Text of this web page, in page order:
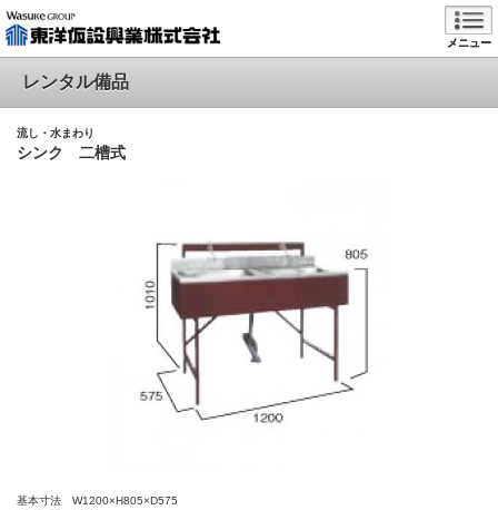
メニュー
レンタル備品
流し・水まわり
シンク 二槽式
基本寸法 W1200×H805×D575